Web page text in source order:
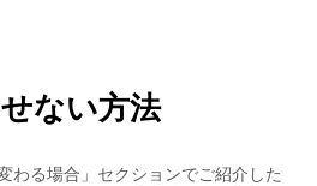
ない方法
わる場合」セクションでご紹介した